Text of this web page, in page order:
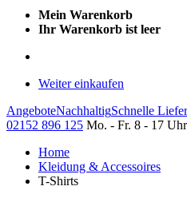
Mein Warenkorb
Ihr Warenkorb ist leer
Weiter einkaufen
AngeboteNachhaltigSchnelle
02152 896 125 Mo. - Fr. 8 - 17 Uhr
Home
Kleidung & Accessoires
T-Shirts